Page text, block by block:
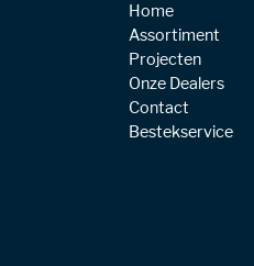
Home
Assortiment
Projecten
Onze Dealers
Contact
Bestekservice